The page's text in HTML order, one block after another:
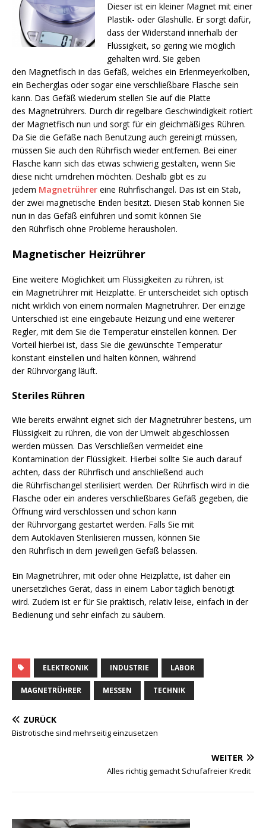
Dieser ist ein kleiner Magnet mit einer
Plastik- oder Glashülle. Er sorgt dafür,
dass der Widerstand innerhalb der
Flüssigkeit, so gering wie möglich
gehalten wird. Sie geben
den Magnetfisch in das Gefäß, welches ein Erlenmeyerkolben,
ein Becherglas oder sogar eine verschließbare Flasche sein
kann. Das Gefäß wiederum stellen Sie auf die Platte
des Magnetrührers. Durch dir regelbare Geschwindigkeit rotiert
der Magnetfisch nun und sorgt für ein gleichmäßiges Rühren.
Da Sie die Gefäße nach Benutzung auch gereinigt müssen,
müssen Sie auch den Rührfisch wieder entfernen. Bei einer
Flasche kann sich das etwas schwierig gestalten, wenn Sie
diese nicht umdrehen möchten. Deshalb gibt es zu
jedem Magnetrührer eine Rührfischangel. Das ist ein Stab,
der zwei magnetische Enden besitzt. Diesen Stab können Sie
nun in das Gefäß einführen und somit können Sie
den Rührfisch ohne Probleme herausholen.
Magnetischer Heizrührer
Eine weitere Möglichkeit um Flüssigkeiten zu rühren, ist
ein Magnetrührer mit Heizplatte. Er unterscheidet sich optisch
nicht wirklich von einem normalen Magnetrührer. Der einzige
Unterschied ist eine eingebaute Heizung und eine weiterer
Regler, mit dem Sie die Temperatur einstellen können. Der
Vorteil hierbei ist, dass Sie die gewünschte Temperatur
konstant einstellen und halten können, während
der Rührvorgang läuft.
Steriles Rühren
Wie bereits erwähnt eignet sich der Magnetrührer bestens, um
Flüssigkeit zu rühren, die von der Umwelt abgeschlossen
werden müssen. Das Verschließen vermeidet eine
Kontamination der Flüssigkeit. Hierbei sollte Sie auch darauf
achten, dass der Rührfisch und anschließend auch
die Rührfischangel sterilisiert werden. Der Rührfisch wird in die
Flasche oder ein anderes verschließbares Gefäß gegeben, die
Öffnung wird verschlossen und schon kann
der Rührvorgang gestartet werden. Falls Sie mit
dem Autoklaven Sterilisieren müssen, können Sie
den Rührfisch in dem jeweiligen Gefäß belassen.
Ein Magnetrührer, mit oder ohne Heizplatte, ist daher ein
unersetzliches Gerät, dass in einem Labor täglich benötigt
wird. Zudem ist er für Sie praktisch, relativ leise, einfach in der
Bedienung und sehr einfach zu säubern.
ELEKTRONIK INDUSTRIE LABOR
MAGNETRÜHRER MESSEN TECHNIK
ZURÜCK
Bistrotische sind mehrseitig einzusetzen
WEITER
Alles richtig gemacht Schufafreier Kredit